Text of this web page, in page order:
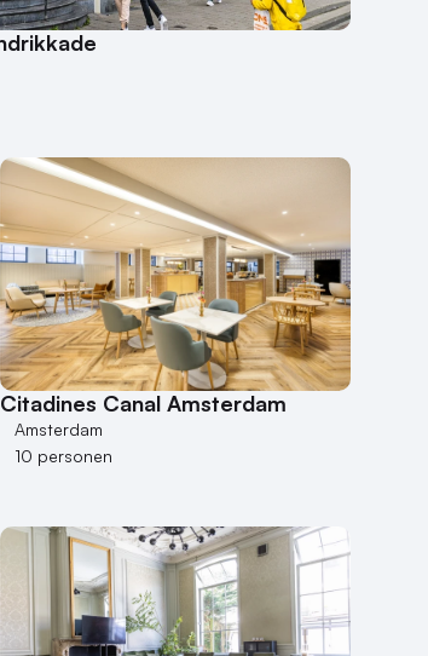
Citadines Canal Amsterdam
Amsterdam
10 personen